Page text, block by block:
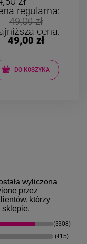
regularna:
49,00 zł
cena:
49,00 zł
DO KOSZYKA
wyliczona
przez
którzy
sklepie.
(3308)
(415)